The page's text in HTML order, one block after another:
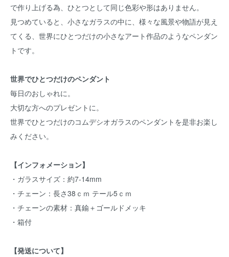
で作り上げる為、ひとつとして同じ色彩や形はありません。
見つめていると、小さなガラスの中に、様々な風景や物語が見え
てくる、世界にひとつだけの小さなアート作品のようなペンダン
トです。
世界でひとつだけのペンダント
毎日のおしゃれに。
大切な方へのプレゼントに。
世界でひとつだけのコムデシオガラスのペンダントを是非お楽し
みください。
【インフォメーション】
・ガラスサイズ：約7-14mm
・チェーン：長さ38ｃｍ テール5ｃｍ
・チェーンの素材：真鍮＋ゴールドメッキ
・箱付
【発送について】